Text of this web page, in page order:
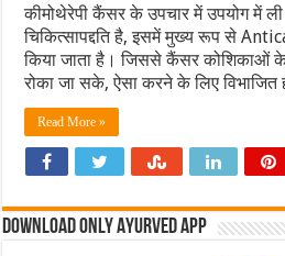
कीमोथेरेपी कैंसर के उपचार में उपयोग में
चिकित्सापद्दति है, इसमें मुख्य रूप से
किया जाता है। जिससे कैंसर कोशिकाओं
रोका जा सके, ऐसा करने के लिए
Read More »
Download Only Ayurved App